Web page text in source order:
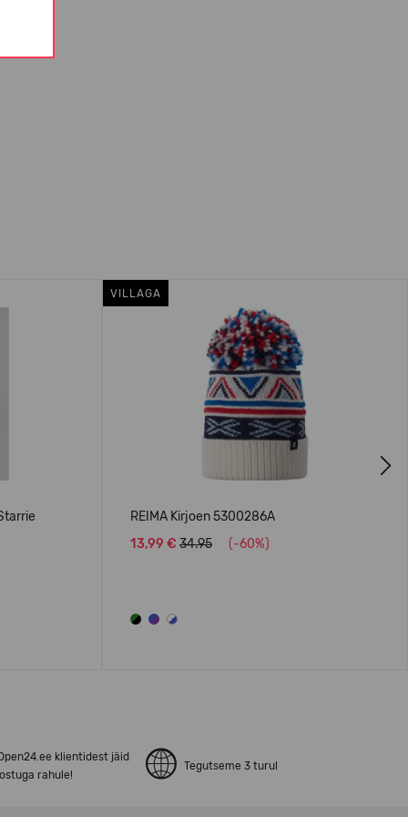
VILLAGA
REIMA Kirjoen 5300286A
13,99 € 34.95 (-60%)
klientidest jäid
rahule!
Tegutseme 3 turul